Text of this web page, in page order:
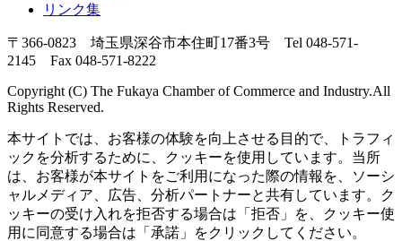
リンク集
〒366-0823 埼玉県深谷市本住町17番3号 Tel 048-571-
2145 Fax 048-571-8222
Copyright (C) The Fukaya Chamber of Commerce and Industry.All
Rights Reserved.
本サイトでは、お客様の体験を向上させる目的で、トラフィ
ックを分析するために、クッキーを使用しています。当所
は、お客様が本サイトをご利用になった際の情報を、ソーシ
ャルメディア、広告、分析パートナーと共有しています。ク
ッキーの受け入れを拒否する場合は「拒否」を、クッキー使
用に同意する場合は「承諾」をクリックしてください。